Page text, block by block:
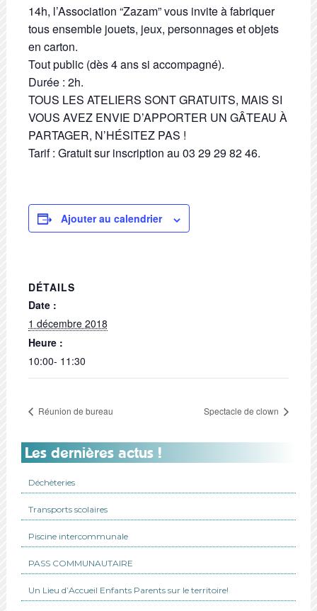
14h, l’Association “Zazam” vous invite à fabriquer
tous ensemble jouets, jeux, personnages et objets
en carton.
Tout public (dès 4 ans si accompagné).
Durée : 2h.
TOUS LES ATELIERS SONT GRATUITS, MAIS SI
VOUS AVEZ ENVIE D’APPORTER UN GÂTEAU À
PARTAGER, N’HÉSITEZ PAS !
Tarif : Gratuit sur inscription au 03 29 29 82 46.
Ajouter au calendrier
DÉTAILS
Date :
1 décembre 2018
Heure :
10:00- 11:30
Réunion de bureau Spectacle de clown
Les dernières actus !
Déchèteries
Transports scolaires
Piscine intercommunale
PASS COMMUNAUTAIRE
Un Lieu d’Accueil Enfants Parents sur le territoire!